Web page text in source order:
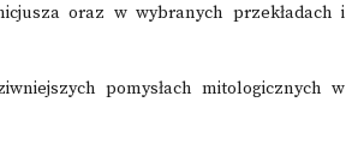
oraz w wybranych przekładach i
pomysłach mitologicznych w